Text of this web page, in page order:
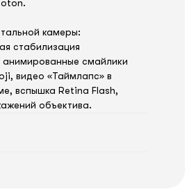
камеры:
стабилизация
смайлики
видео «Таймлапс» в
вспышка Retina Flash,
объектива.